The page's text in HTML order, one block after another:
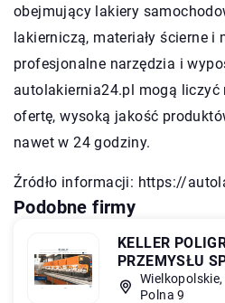
obejmujący lakiery
lakierniczą, materiały ścierne i
profesjonalne narzędzia i
autolakiernia24.pl mogą liczyć
ofertę, wysoką jakość
nawet w 24 godziny.
Źródło informacji: https://
Podobne firmy
KELLER
PRZEMYSŁU
Polna 9